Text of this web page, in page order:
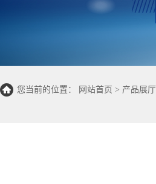
您当前的位置： 网站首页 > 产品展厅